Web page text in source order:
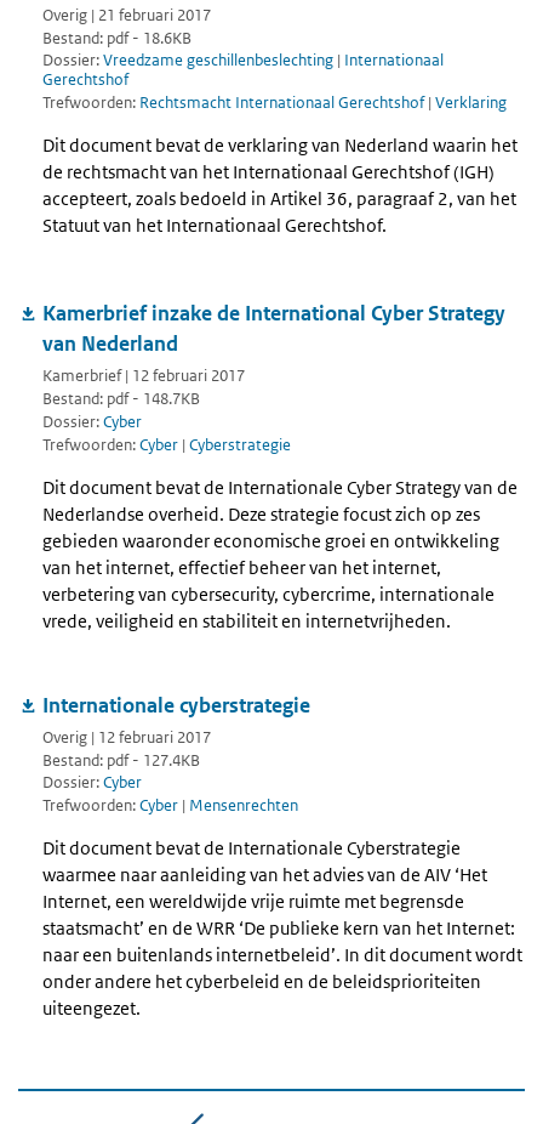
Overig | 21 februari 2017
Bestand: pdf - 18.6KB
Dossier:Vreedzame geschillenbeslechting | Internationaal
Gerechtshof
Trefwoorden: Rechtsmacht Internationaal Gerechtshof| Verklaring
Dit document bevat de verklaring van Nederland waarin het
de rechtsmacht van het Internationaal Gerechtshof (IGH)
accepteert, zoals bedoeld in Artikel 36, paragraaf 2, van het
Statuut van het Internationaal Gerechtshof.
Kamerbrief inzake de International Cyber Strategy
van Nederland
Kamerbrief | 12 februari 2017
Bestand: pdf - 148.7KB
Dossier:Cyber
Trefwoorden:Cyber | Cyberstrategie
Dit document bevat de Internationale Cyber Strategy van de
Nederlandse overheid. Deze strategie focust zich op zes
gebieden waaronder economische groei en ontwikkeling
van het internet, effectief beheer van het internet,
verbetering van cybersecurity, cybercrime, internationale
vrede, veiligheid en stabiliteit en internetvrijheden.
Internationale cyberstrategie
Overig | 12 februari 2017
Bestand: pdf - 127.4KB
Dossier:Cyber
Trefwoorden:Cyber | Mensenrechten
Dit document bevat de Internationale Cyberstrategie
waarmee naar aanleiding van het advies van de AIV ‘Het
Internet, een wereldwijde vrije ruimte met begrensde
staatsmacht’ en de WRR ‘De publieke kern van het Internet:
naar een buitenlands internetbeleid’. In dit document wordt
onder andere het cyberbeleid en de beleidsprioriteiten
uiteengezet.